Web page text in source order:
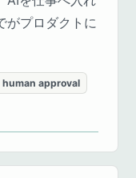
がプロダクトに
human approval